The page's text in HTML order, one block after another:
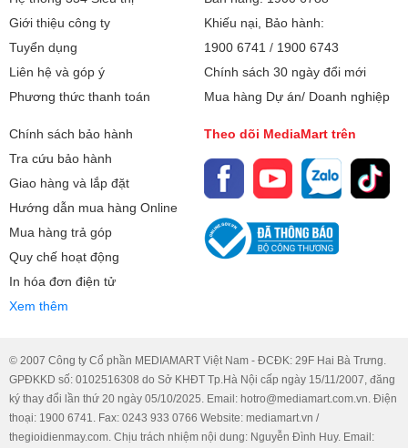
Giới thiệu công ty
Tuyển dụng
Liên hệ và góp ý
Phương thức thanh toán
Khiếu nại, Bảo hành:
1900 6741 / 1900 6743
Chính sách 30 ngày đổi mới
Mua hàng Dự án/ Doanh nghiệp
Chính sách bảo hành
Tra cứu bảo hành
Giao hàng và lắp đặt
Hướng dẫn mua hàng Online
Mua hàng trả góp
Quy chế hoạt động
In hóa đơn điện tử
Xem thêm
Theo dõi MediaMart trên
© 2007 Công ty Cổ phần MEDIAMART Việt Nam - ĐCĐK: 29F Hai Bà Trưng.
GPĐKKD số: 0102516308 do Sở KHĐT Tp.Hà Nội cấp ngày 15/11/2007, đăng
ký thay đổi lần thứ 20 ngày 05/10/2025. Email: hotro@mediamart.com.vn. Điện
thoại: 1900 6741. Fax: 0243 933 0766 Website: mediamart.vn /
thegioidienmay.com. Chịu trách nhiệm nội dung: Nguyễn Đình Huy. Email: